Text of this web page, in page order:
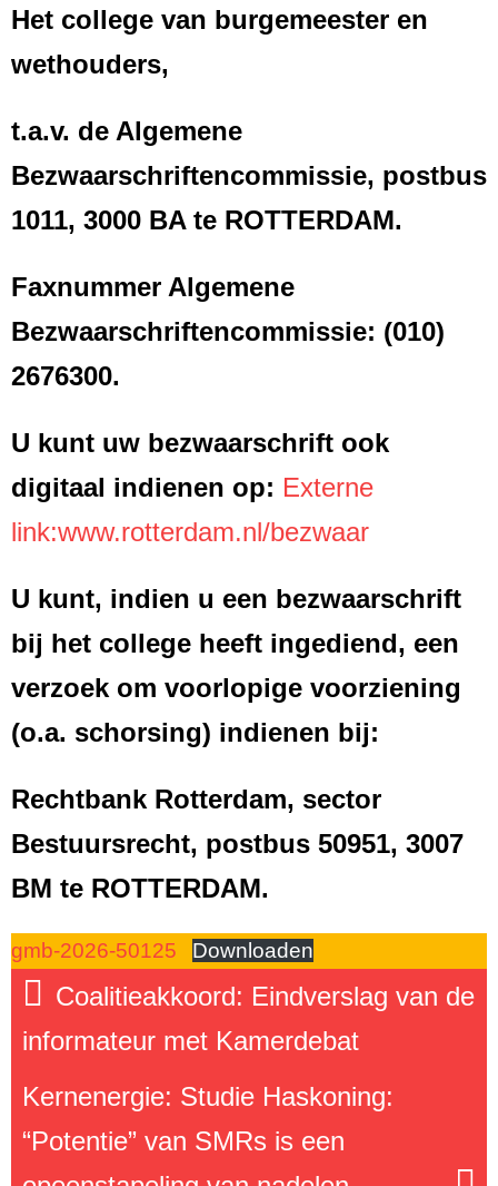
Het college van burgemeester en
wethouders,
t.a.v. de Algemene
Bezwaarschriftencommissie, postbus
1011, 3000 BA te ROTTERDAM.
Faxnummer Algemene
Bezwaarschriftencommissie: (010)
2676300.
U kunt uw bezwaarschrift ook
digitaal indienen op: Externe
link:www.rotterdam.nl/bezwaar
U kunt, indien u een bezwaarschrift
bij het college heeft ingediend, een
verzoek om voorlopige voorziening
(o.a. schorsing) indienen bij:
Rechtbank Rotterdam, sector
Bestuursrecht, postbus 50951, 3007
BM te ROTTERDAM.
gmb-2026-50125 Downloaden
Coalitieakkoord: Eindverslag van de
informateur met Kamerdebat
Kernenergie: Studie Haskoning:
“Potentie” van SMRs is een